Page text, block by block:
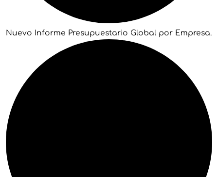
Nuevo Informe Presupuestario Global por Empresa.